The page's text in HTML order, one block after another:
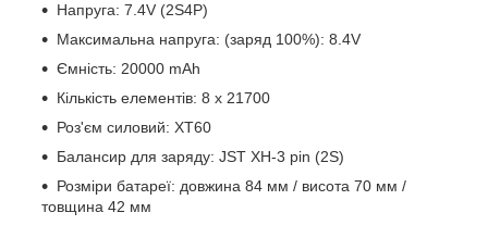
Напруга: 7.4V (2S4P)
Максимальна напруга: (заряд 100%): 8.4V
Ємність: 20000 mAh
Кількість елементів: 8 х 21700
Роз'єм силовий: ХТ60
Балансир для заряду: JST XH-3 pin (2S)
Розміри батареї: довжина 84 мм / висота 70 мм /
товщина 42 мм